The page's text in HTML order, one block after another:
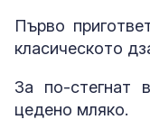
Първо
класическото
За по-стегнат
цедено мляко.